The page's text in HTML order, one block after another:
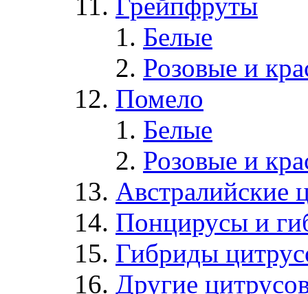
Белые
Розовые и
Помело
Белые
Розовые и
Австралийские
Понцирусы и
Гибриды
Другие